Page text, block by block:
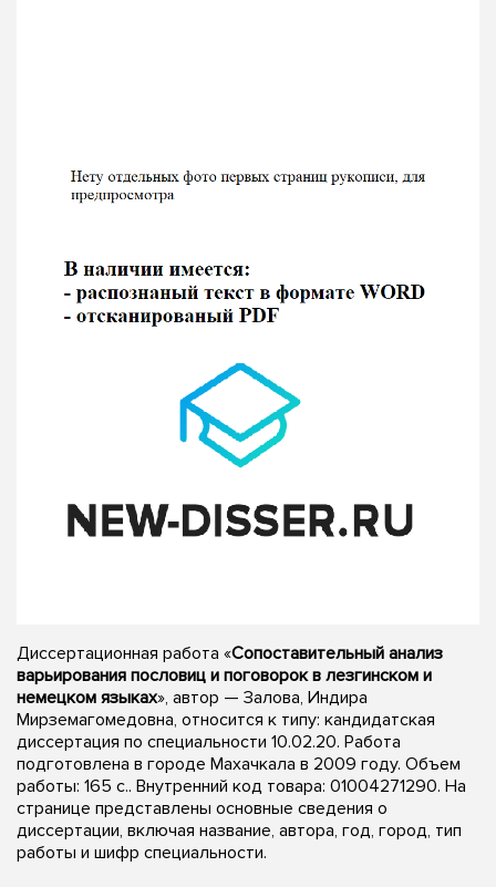
Диссертационная работа «Сопоставительный анализ
варьирования пословиц и поговорок в лезгинском и
немецком языках», автор — Залова, Индира
Мирземагомедовна, относится к типу: кандидатская
диссертация по специальности 10.02.20. Работа
подготовлена в городе Махачкала в 2009 году. Объем
работы: 165 с.. Внутренний код товара: 01004271290. На
странице представлены основные сведения о
диссертации, включая название, автора, год, город, тип
работы и шифр специальности.